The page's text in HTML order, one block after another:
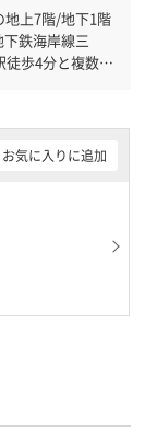
地上7階/地下1階
徒歩4分と複数駅
お気に入りに追加